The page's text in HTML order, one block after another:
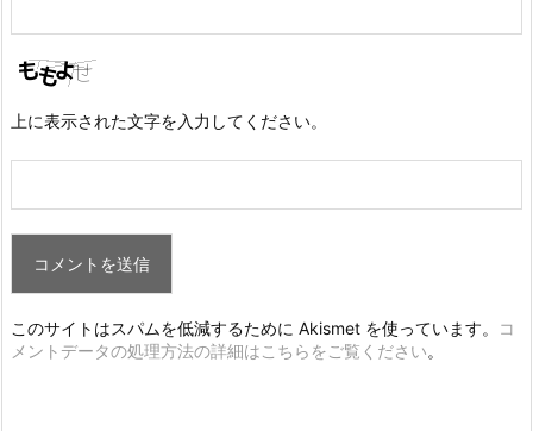
上に表示された文字を入力してください。
このサイトはスパムを低減するために Akismet を使っています。
コ
メントデータの処理方法の詳細はこちらをご覧ください。